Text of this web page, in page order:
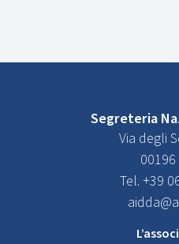
Segreteria
Via degli
Tel. +39